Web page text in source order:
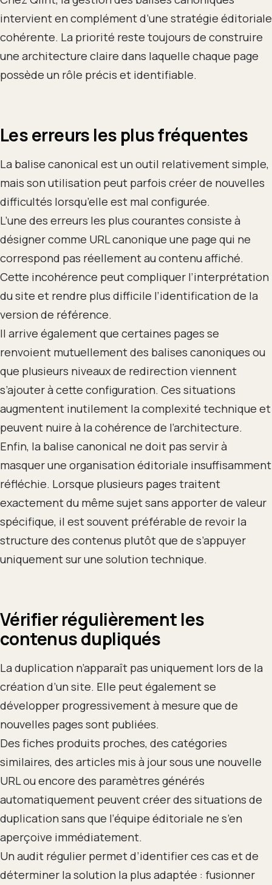
intervient en complément d’une stratégie éditoriale
cohérente. La priorité reste toujours de construire
une architecture claire dans laquelle chaque page
possède un rôle précis et identifiable.
Les erreurs les plus fréquentes
La balise canonical est un outil relativement simple,
mais son utilisation peut parfois créer de nouvelles
difficultés lorsqu’elle est mal configurée.
L’une des erreurs les plus courantes consiste à
désigner comme URL canonique une page qui ne
correspond pas réellement au contenu affiché.
Cette incohérence peut compliquer l’interprétation
du site et rendre plus difficile l’identification de la
version de référence.
Il arrive également que certaines pages se
renvoient mutuellement des balises canoniques ou
que plusieurs niveaux de redirection viennent
s’ajouter à cette configuration. Ces situations
augmentent inutilement la complexité technique et
peuvent nuire à la cohérence de l’architecture.
Enfin, la balise canonical ne doit pas servir à
masquer une organisation éditoriale insuffisamment
réfléchie. Lorsque plusieurs pages traitent
exactement du même sujet sans apporter de valeur
spécifique, il est souvent préférable de revoir la
structure des contenus plutôt que de s’appuyer
uniquement sur une solution technique.
Vérifier régulièrement les
contenus dupliqués
La duplication n’apparaît pas uniquement lors de la
création d’un site. Elle peut également se
développer progressivement à mesure que de
nouvelles pages sont publiées.
Des fiches produits proches, des catégories
similaires, des articles mis à jour sous une nouvelle
URL ou encore des paramètres générés
automatiquement peuvent créer des situations de
duplication sans que l’équipe éditoriale ne s’en
aperçoive immédiatement.
Un audit régulier permet d’identifier ces cas et de
déterminer la solution la plus adaptée : fusionner